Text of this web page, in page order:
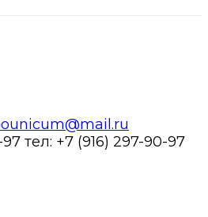
тел: +7 (916) 297-90-97